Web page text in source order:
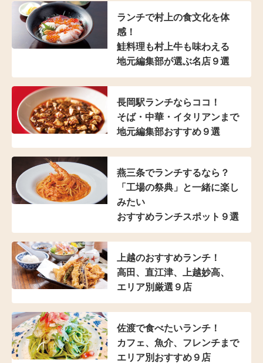
ランチで村上の食文化を体
感！
鮭料理も村上牛も味わえる
地元編集部が選ぶ名店９選
長岡駅ランチならココ！
そば・中華・イタリアンまで
地元編集部おすすめ９選
燕三条でランチするなら？
「工場の祭典」と一緒に楽し
みたい
おすすめランチスポット９選
上越のおすすめランチ！
高田、直江津、上越妙高、
エリア別厳選９店
佐渡で食べたいランチ！
カフェ、魚介、フレンチまで
エリア別おすすめ９店